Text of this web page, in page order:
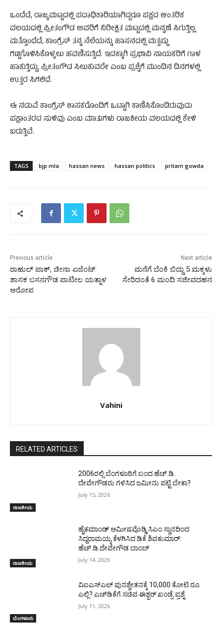
ಒಂದೆಡೆ, ರಾಜ್ಯಮಟ್ಟದಲ್ಲಿ ಪದಾಧಿಕಾರಿಯಾಗಿದ್ದರೂ ಪಕ್ಷದ ಆಂತರಿಕ
ವಲಯದಲ್ಲಿ ಪ್ರೀತಂಗೌಡ ಅವರಿಗೆ ನಿರೀಕ್ಷಿತ ಮಟ್ಟದಲ್ಲಿ ಮನ್ನಣೆ ಸಿಗುತ್ತಿಲ್ಲ.
ಮತ್ತೊಂದೆಡೆ, ಕಾಂಗ್ರೆಸ್ ತನ್ನ ನೆಲೆಯನ್ನು ಹಾಸನದಲ್ಲಿ ಮತ್ತಷ್ಟು
ಗಟ್ಟಿಗೊಳಿಸಿಕೊಳ್ಳಲು ಹವಣಿಸುತ್ತಿದೆ. ಇದಕ್ಕಾಗಿ ಪ್ರಭಾವಿ ನಾಯಕರಿಗೆ ಗಾಳ
ಹಾಕುತ್ತಿದ್ದು, ಪ್ರೀತಂಗೌಡ ಸಿಲುಕುವರೇ ಎಂಬ ಪ್ರಶ್ನೆಗೆ ಮುಂದಿನ ದಿನಗಳಲ್ಲಿ
ಉತ್ತರ ಸಿಗಲಿದೆ.
ಈ ನಡುವೆ ಕಾಂಗ್ರೆಸ್ ಶಾಸಕರೊಂದಿಗೆ ಒಟ್ಟಾಗಿ ಕಾಣಿಸಿಕೊಂಡಿರುವುದು
ಪಕ್ಷಾಂತರದ ಸುಳಿವು ಎಂಬ ಮಾತುಗಳು ರಾಜಕೀಯ ವಲಯದಲ್ಲಿ ಕೇಳಿ
ಬರುತ್ತಿವೆ.
TAGS bjp mla hassan news hassan politics pritam gowda
Previous article
ರಾಹುಲ್ ಪಾಕ್, ಚೀನಾ ಏಜೆಂಟ್:
ಶಾಸಕ ಬಸನಗೌಡ ಪಾಟೀಲ ಯತ್ನಾಳ
ಆರೋಪ
Next article
ಮನೆಗೆ ಬೆಂಕಿ ಬಿದ್ದು 5 ಮಕ್ಕಳು
ಸೇರಿದಂತೆ 6 ಮಂದಿ ಸಜೀವದಹನ
Vahini
RELATED ARTICLES
ರಾಜಕೀಯ
2006ರಲ್ಲಿ ಬೆಂಗಳೂರಿಗೆ ಬಂದ ಹೆಚ್.ಡಿ.
ದೇವೇಗೌಡರು ಗಳಿಸಿದ ಜಮೀನು ಪಟ್ಟಿ ಬೇಕಾ?
July 15, 2026
ರಾಜಕೀಯ
ಹೈಕಮಾಂಡ್ ಆಮೀಷವೊಡ್ಡಿ ಸಿಎಂ ಸ್ಥಾನದಿಂದ
ಸಿದ್ದರಾಮಯ್ಯ ಕೆಳಗಿಸಿದ ಡಿಕೆ ಶಿವಕುಮಾರ್:
ಹೆಚ್.ಡಿ.ದೇವೇಗೌಡ ಬಾಂಬ್
July 14, 2026
ಬೆಂಗಳೂರು
ವಿಐಎಸ್ಎಲ್ ಪುನಶ್ಚೇತನಕ್ಕೆ 10,000 ಕೋಟಿ ರೂ.
ಎಲ್ಲಿ? ಎಚ್‌ಡಿಕೆಗೆ ಸಚಿವ ಈಶ್ಖರ್‌ ಖಂಡ್ರೆ ಪ್ರಶ್ನೆ
July 11, 2026